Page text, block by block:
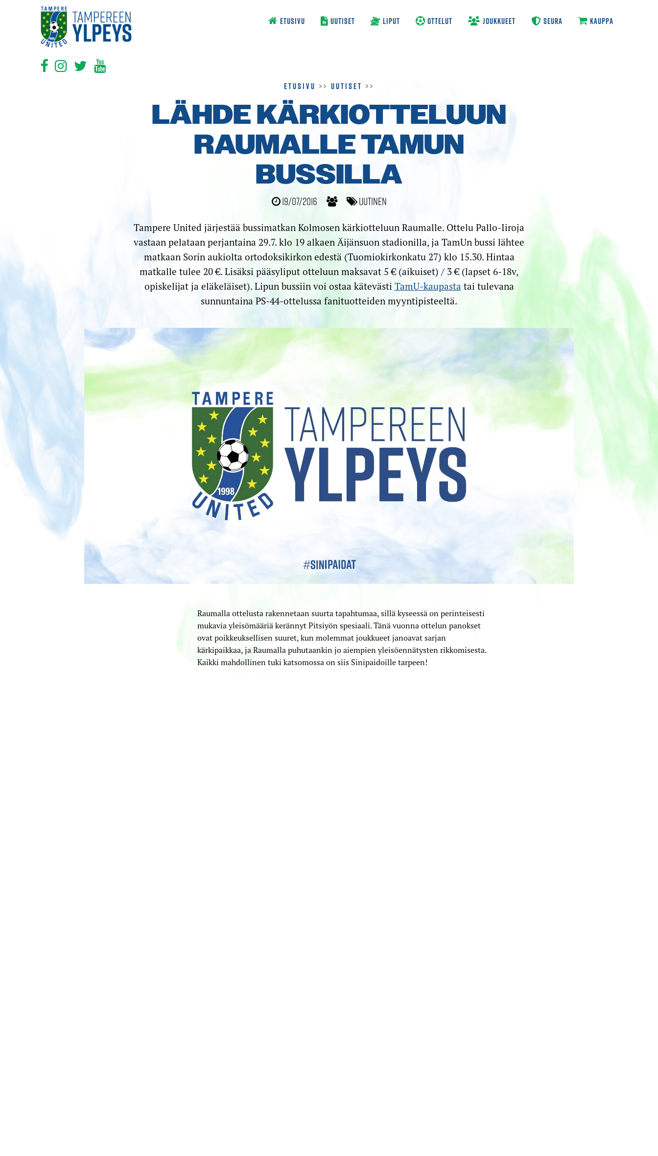
ETUSIVU UUTISET LIPUT OTTELUT JOUKKUEET SEURA KAUPPA
Etusivu >> Uutiset >>
LÄHDE KÄRKI­OTTELUUN
RAUMALLE TAMUN
BUSSILLA
19/07/2016 Uutinen
Tampere United järjestää bussimatkan Kolmosen kärkiotteluun Raumalle. Ottelu Pallo-Iiroja
vastaan pelataan perjantaina 29.7. klo 19 alkaen Äijänsuon stadionilla, ja TamUn bussi lähtee
matkaan Sorin aukiolta ortodoksikirkon edestä (Tuomiokirkonkatu 27) klo 15.30. Hintaa
matkalle tulee 20 €. Lisäksi pääsyliput otteluun maksavat 5 € (aikuiset) / 3 € (lapset 6-18v,
opiskelijat ja eläkeläiset). Lipun bussiin voi ostaa kätevästi TamU-kaupasta tai tulevana
sunnuntaina PS-44-ottelussa fanituotteiden myyntipisteeltä.
Raumalla ottelusta rakennetaan suurta tapahtumaa, sillä kyseessä on perinteisesti
mukavia yleisömääriä kerännyt Pitsiyön spesiaali. Tänä vuonna ottelun panokset
ovat poikkeuksellisen suuret, kun molemmat joukkueet janoavat sarjan
kärkipaikkaa, ja Raumalla puhutaankin jo aiempien yleisöennätysten rikkomisesta.
Kaikki mahdollinen tuki katsomossa on siis Sinipaidoille tarpeen!